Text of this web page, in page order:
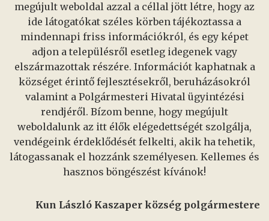
megújult weboldal azzal a céllal jött létre, hogy az
ide látogatókat széles körben tájékoztassa a
mindennapi friss információkról, és egy képet
adjon a településről esetleg idegenek vagy
elszármazottak részére. Információt kaphatnak a
községet érintő fejlesztésekről, beruházásokról
valamint a Polgármesteri Hivatal ügyintézési
rendjéről. Bízom benne, hogy megújult
weboldalunk az itt élők elégedettségét szolgálja,
vendégeink érdeklődését felkelti, akik ha tehetik,
látogassanak el hozzánk személyesen. Kellemes és
hasznos böngészést kívánok!
Kun László Kaszaper község polgármestere